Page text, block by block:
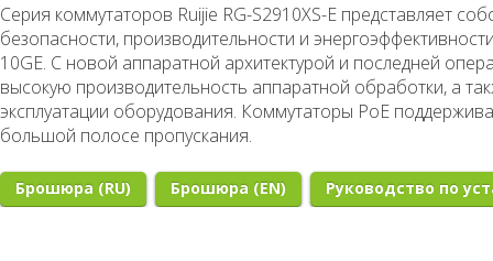
Серия коммутаторов Ruijie RG-S2910XS-E представляет
безопасности, производительности и
10GE. С новой аппаратной архитектурой и последней
высокую производительность аппаратной обработки, а
эксплуатации оборудования. Коммутаторы PoE
большой полосе пропускания.
Брошюра (RU) Брошюра (EN) Руководство по